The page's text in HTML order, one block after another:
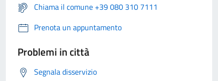
Chiama il comune +39 080 310 7111
Prenota un appuntamento
Problemi in città
Segnala disservizio